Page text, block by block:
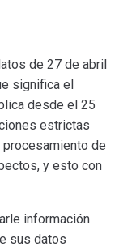
de 27 de abril
significa el
desde el 25
estrictas
de
y esto con
información
sus datos